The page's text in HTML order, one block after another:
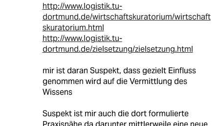
http://www.logistik.tu-
dortmund.de/wirtschaftskuratorium/wirtschaft
skuratorium.html
http://www.logistik.tu-
dortmund.de/zielsetzung/zielsetzung.html
mir ist daran Suspekt, dass gezielt Einfluss
genommen wird auf die Vermittlung des
Wissens
Suspekt ist mir auch die dort formulierte